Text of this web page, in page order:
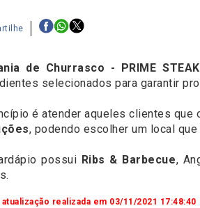
de Churrasco - PRIME STEAK
selecionados para garantir
é atender aqueles clientes que
, podendo escolher um local
possui Ribs & Barbecue,
atualização realizada em 03/11/2021 17:48:40